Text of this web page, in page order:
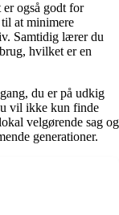
også godt for
at minimere
Samtidig lærer du
hvilket er en
du er på udkig
vil ikke kun finde
velgørende sag og
generationer.